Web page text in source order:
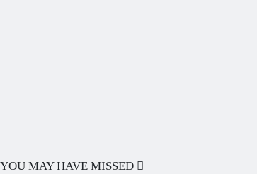
YOU MAY HAVE MISSED